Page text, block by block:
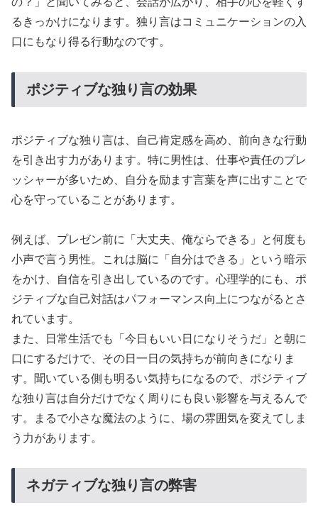
るきっかけになります。独り言はコミュニケーションの入
口にもなり得る行動なのです。
ポジティブな独り言の効果
ポジティブな独り言は、自己肯定感を高め、前向きな行動
を引き出す力があります。特に男性は、仕事や責任のプレ
ッシャーが多いため、自分を励ます言葉を声に出すことで
心を守っていることがあります。
例えば、プレゼン前に「大丈夫、俺ならできる」と何度も
小声で言う男性。これは脳に「自分はできる」という暗示
をかけ、自信を引き出しているのです。心理学的にも、ポ
ジティブな自己対話はパフォーマンス向上につながるとさ
れています。
また、日常生活でも「今日もいい日になりそうだ」と朝に
口にするだけで、その日一日の気持ちが前向きになりま
す。聞いている側も明るい気持ちになるので、ポジティブ
な独り言は自分だけでなく周りにも良い影響を与えるんで
す。まるで小さな魔法のように、場の雰囲気を変えてしま
う力があります。
ネガティブな独り言の弊害